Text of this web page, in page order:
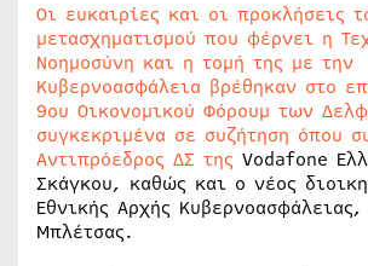
Οι ευκαιρίες και οι προκλήσεις
μετασχηματισμού που φέρνει η
Νοημοσύνη και η τομή της με την
Κυβερνοασφάλεια βρέθηκαν στο
9oυ Οικονομικού Φόρουμ των
συγκεκριμένα σε συζήτηση όπου
Αντιπρόεδρος ΔΣ της Vodafone
Σκάγκου, καθώς και ο νέος
Εθνικής Αρχής
Μπλέτσας.